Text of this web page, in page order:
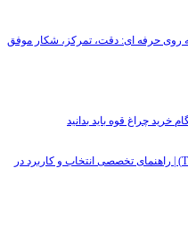
روی حرفه ای: دقت، تمرکز، شکار موفق
انواع تبلک دوربین (Turret) | راهنمای تخصصی انتخاب و کاربرد در